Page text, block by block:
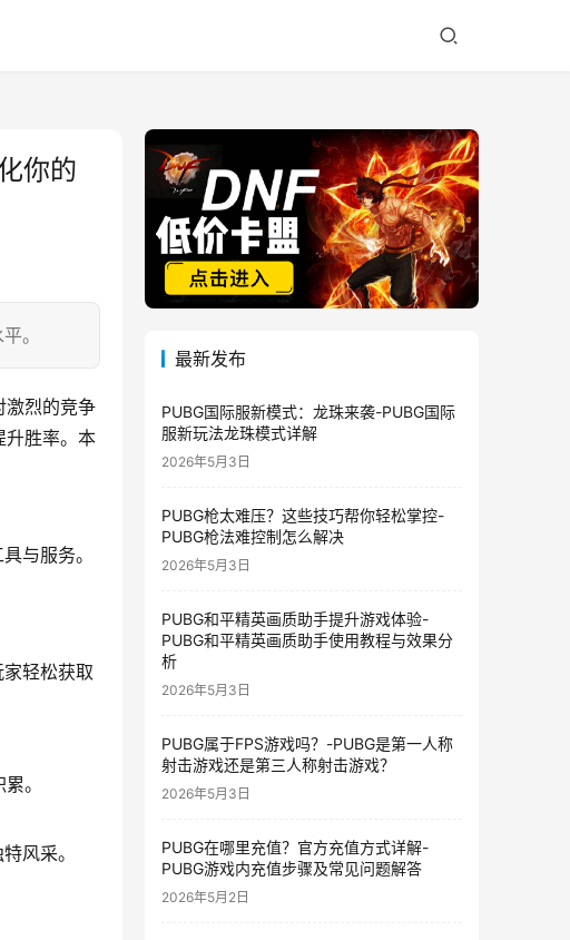
你的
。
激烈的竞争
升胜率。本
与服务。
轻松获取
。
风采。
最新发布
PUBG国际服新模式：龙珠来袭-PUBG国际
服新玩法龙珠模式详解
2026年5月3日
PUBG枪太难压？这些技巧帮你轻松掌控-
PUBG枪法难控制怎么解决
2026年5月3日
PUBG和平精英画质助手提升游戏体验-
PUBG和平精英画质助手使用教程与效果分
析
2026年5月3日
PUBG属于FPS游戏吗？-PUBG是第一人称
射击游戏还是第三人称射击游戏？
2026年5月3日
PUBG在哪里充值？官方充值方式详解-
PUBG游戏内充值步骤及常见问题解答
2026年5月2日